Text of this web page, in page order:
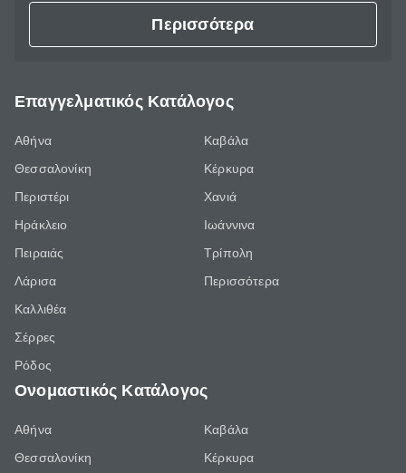
Περισσότερα
Επαγγελματικός Κατάλογος
Αθήνα
Θεσσαλονίκη
Περιστέρι
Ηράκλειο
Πειραιάς
Λάρισα
Καλλιθέα
Σέρρες
Ρόδος
Καβάλα
Κέρκυρα
Χανιά
Ιωάννινα
Τρίπολη
Περισσότερα
Ονομαστικός Κατάλογος
Αθήνα
Θεσσαλονίκη
Καβάλα
Κέρκυρα